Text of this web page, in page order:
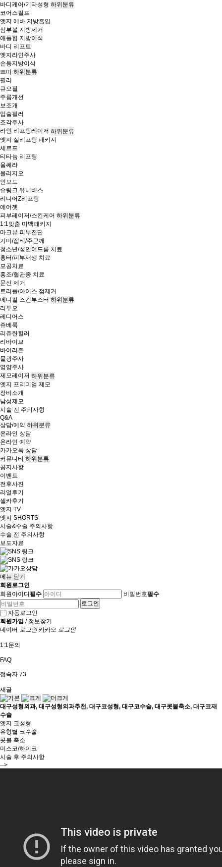
바디케어/기타성형 하위분류
코어스컬프
엣지 에바 지방흡입
심부볼 지방제거
애플힙 지방이식
바디 리프트
엣지라인주사
손등지방이식
쁘띠 하위분류
필러
큐오필
주름개선
보조개
입술필러
조각주사
라인 리프팅레이저 하위분류
엣지 실리프팅 패키지
세르프
티타늄 리프팅
울쎄라
올리지오
인모드
슈링크 유니버스
리니어Z리프팅
에어젯
피부레이저/스킨케어 하위분류
1:1맞춤 미백패키지
마크뷰 피부진단
기미/잡티/주근깨
청소년/성인여드름 치료
흉터/피부재생 치료
모공치료
홍조/혈관종 치료
문신 제거
트리플/아이스 점제거
메디컬 스킨부스터 하위분류
리투오
레디어스
쥬베룩
리쥬란힐러
리바이브
바이리즌
물광주사
영양주사
제모레이저 하위분류
엣지 프리미엄 제모
장비소개
남성제모
시술 전 주의사항
Q&A
상담/예약 하위분류
온라인 상담
온라인 예약
카카오톡 상담
커뮤니티 하위분류
공지사항
이벤트
전후사진
리얼후기
셀카후기
엣지 TV
엣지 SHORTS
시술&수술 주의사항
수술 전 주의사항
보도자료
메뉴 닫기
회원로그인
회원아이디 필수 비밀번호필수
자동로그인
회원가입 / 정보찾기
네이버 로그인 카카오 로그인
1:1문의
FAQ
접속자 73
새글
대구성형외과, 대구성형외과추천, 대구코성형, 대구코수술, 대구콧볼축소, 대구코재
수술
엣지 코성형
유형별 코수술
콧볼 축소
미스코/하이코
시술 후 주의사항
-->